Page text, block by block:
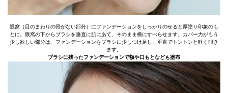
眼窩（目のまわりの骨がない部分）にファンデーションをしっかりのせると厚塗り印象のも
とに。眼窩の下からブラシを垂直に肌にあて、そのまま横にすべらせます。カバー力がもう
少し欲しい部分は、ファンデーションをブラシに少しつけ足し、垂直でトントンと軽く叩き
ます。
ブラシに残ったファンデーションで額や口もとなども塗布